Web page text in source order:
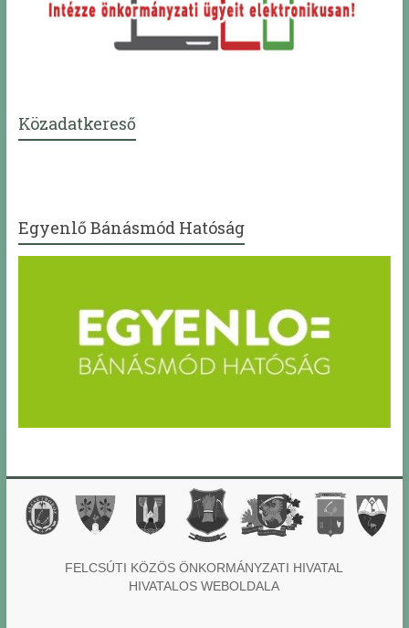
Közadatkereső
Egyenlő Bánásmód Hatóság
FELCSÚTI KÖZÖS ÖNKORMÁNYZATI HIVATAL
HIVATALOS WEBOLDALA